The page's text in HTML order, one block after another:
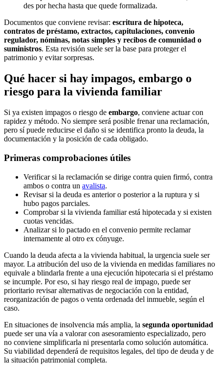
des por hecha hasta que quede formalizada.
Documentos que conviene revisar: escritura de hipoteca,
contratos de préstamo, extractos, capitulaciones, convenio
regulador, nóminas, notas simples y recibos de comunidad o
suministros. Esta revisión suele ser la base para proteger el
patrimonio y evitar sorpresas.
Qué hacer si hay impagos, embargo o
riesgo para la vivienda familiar
Si ya existen impagos o riesgo de embargo, conviene actuar con
rapidez y método. No siempre será posible frenar una reclamación,
pero sí puede reducirse el daño si se identifica pronto la deuda, la
documentación y la posición de cada obligado.
Primeras comprobaciones útiles
Verificar si la reclamación se dirige contra quien firmó, contra
ambos o contra un avalista.
Revisar si la deuda es anterior o posterior a la ruptura y si
hubo pagos parciales.
Comprobar si la vivienda familiar está hipotecada y si existen
cuotas vencidas.
Analizar si lo pactado en el convenio permite reclamar
internamente al otro ex cónyuge.
Cuando la deuda afecta a la vivienda habitual, la urgencia suele ser
mayor. La atribución del uso de la vivienda en medidas familiares no
equivale a blindarla frente a una ejecución hipotecaria si el préstamo
se incumple. Por eso, si hay riesgo real de impago, puede ser
prioritario revisar alternativas de negociación con la entidad,
reorganización de pagos o venta ordenada del inmueble, según el
caso.
En situaciones de insolvencia más amplia, la segunda oportunidad
puede ser una vía a valorar con asesoramiento especializado, pero
no conviene simplificarla ni presentarla como solución automática.
Su viabilidad dependerá de requisitos legales, del tipo de deuda y de
la situación patrimonial completa.